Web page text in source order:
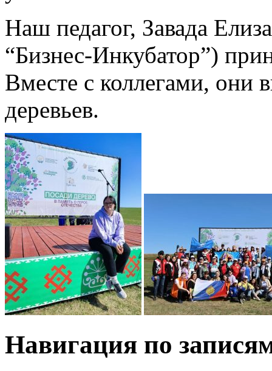
Наш педагог, Завада
“Бизнес-Инкубатор”)
Вместе с коллегами, они
деревьев.
Навигация по